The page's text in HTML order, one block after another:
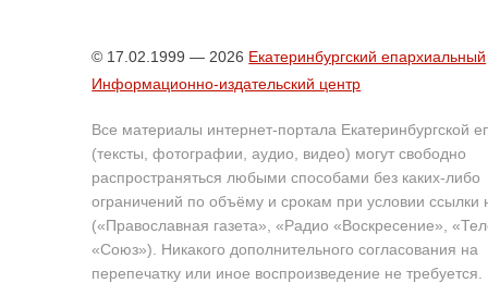
© 17.02.1999 — 2026 Екатеринбургский епархиальный
Информационно-издательский центр
Все материалы интернет-портала Екатеринбургской
(тексты, фотографии, аудио, видео) могут свободно
распространяться любыми способами без каких-либо
ограничений по объёму и срокам при условии ссылки
(«Православная газета», «Радио «Воскресение»,
«Союз»). Никакого дополнительного согласования на
перепечатку или иное воспроизведение не требуется.